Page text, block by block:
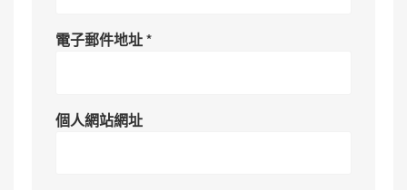
電子郵件地址*
個人網站網址